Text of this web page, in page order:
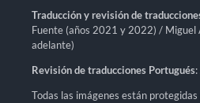
Traducción y revisión de
Fuente (años 2021 y 2022) / Miguel
adelante)
Revisión de traducciones Portugués:
Todas las imágenes están